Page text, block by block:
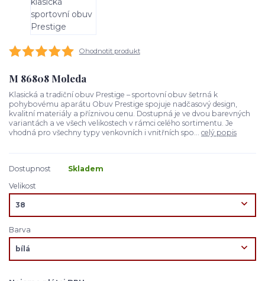
Ohodnotit produkt
M 86808 Moleda
Klasická a tradiční obuv Prestige – sportovní obuv šetrná k
pohybovému aparátu Obuv Prestige spojuje nadčasový design,
kvalitní materiály a příznivou cenu. Dostupná je ve dvou barevných
variantách a ve všech velikostech v rámci celého sortimentu. Je
vhodná pro všechny typy venkovních i vnitřních spo... celý popis
Dostupnost
Skladem
Velikost
Barva